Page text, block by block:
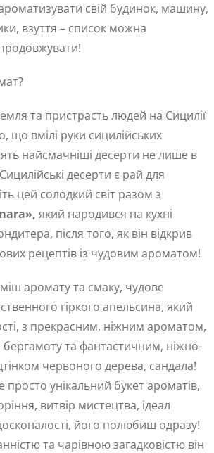
свій будинок, машину,
взуття – список можна
та пристрасть людей на Сицилії
що вмілі руки сицилійських
найсмачніші десерти не лише в
Сицилійські десерти є рай для
цей солодкий світ разом з
який народився на кухні
після того, як він відкрив
рецептів із чудовим ароматом!
аромату та смаку, чудове
гіркого апельсина, який
з прекрасним, ніжним ароматом,
бергамоту та фантастичним, ніжно-
червоного дерева, сандала!
унікальний букет ароматів,
витвір мистецтва, ідеал
його полюбиш одразу!
та чарівною загадковістю він